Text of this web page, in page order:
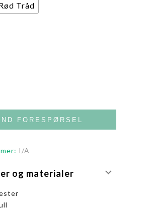
Tråd
FORESPØRSEL
I/A
og materialer